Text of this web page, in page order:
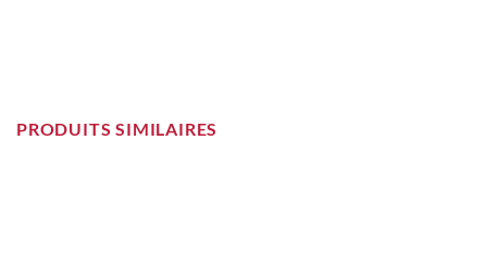
PRODUITS SIMILAIRES